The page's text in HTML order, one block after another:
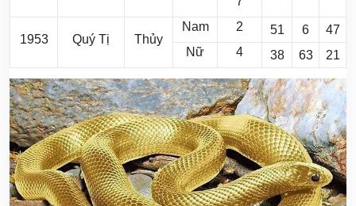
1953 Quý Tị Thủy
Nam 2 51 6
47
Nữ
4 38 63 21